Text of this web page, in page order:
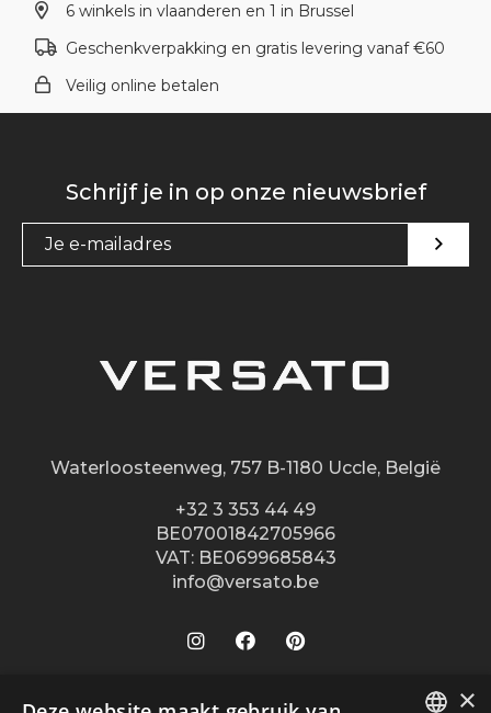
6 winkels in vlaanderen en 1 in Brussel
Geschenkverpakking en gratis levering vanaf €60
Veilig online betalen
Schrijf je in op onze nieuwsbrief
Waterloosteenweg, 757 B-1180 Uccle, België
+32 3 353 44 49
BE07001842705966
VAT: BE0699685843
info@versato.be
Onze winkels ×